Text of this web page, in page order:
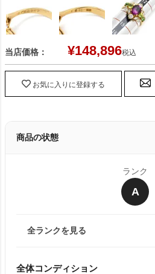
当店価格： ¥148,896税込
お気に入りに登録する
商品の状態
ランク
A
全ランクを見る
全体コンディション